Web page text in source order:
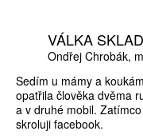
VÁLKA
Ondřej Chrobák
Sedím u mámy a
opatřila člověka dvěma
a v druhé mobil.
skroluji facebook.